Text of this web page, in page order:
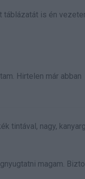
táblázatát is én
Hirtelen már abban
tintával, nagy,
magam.